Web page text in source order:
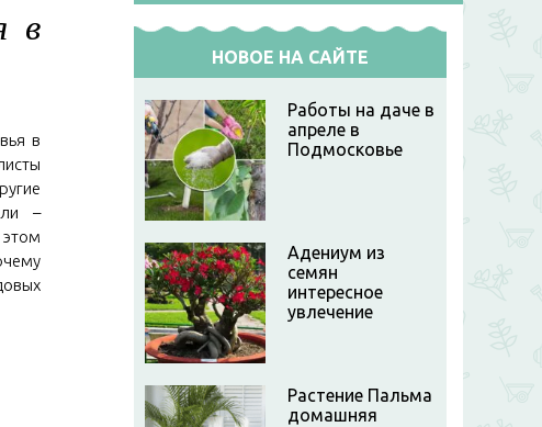
в
в
–
НОВОЕ НА САЙТЕ
Работы на даче в
апреле в
Подмосковье
Адениум из
семян
интересное
увлечение
Растение Пальма
домашняя